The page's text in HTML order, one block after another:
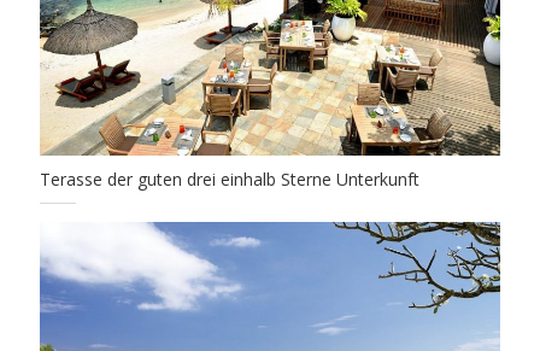
Terasse der guten drei einhalb Sterne Unterkunft